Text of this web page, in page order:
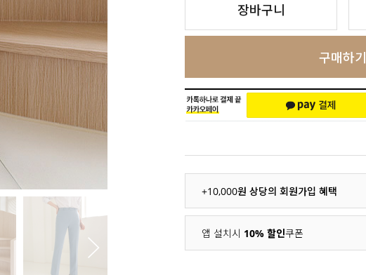
장바구니
구매하기
+10,000원 상당의 회원가입 혜택
앱 설치시 10% 할인쿠폰